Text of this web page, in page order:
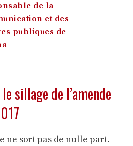
de la
et des
publiques de
sillage de l’amende
ne sort pas de nulle part.